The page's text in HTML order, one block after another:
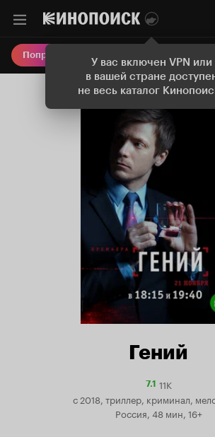
У вас включен VPN или
в вашей стране
не весь каталог
Попробовать Плюс Онлайн-
Гений
7.1Рейтинг
7.1
11K
с 2018, триллер, криминал,
Россия, 48 мин, 16+